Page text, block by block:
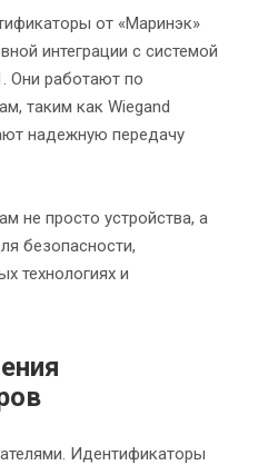
от «Маринэк»
интеграции с системой
Они работают по
таким как Wiegand
надежную передачу
не просто устройства, а
безопасности,
технологиях и
Идентификаторы